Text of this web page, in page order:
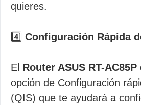
quieres.
4️⃣ Configuración Rápida
El Router ASUS RT-AC85P
opción de Configuración
(QIS) que te ayudará a